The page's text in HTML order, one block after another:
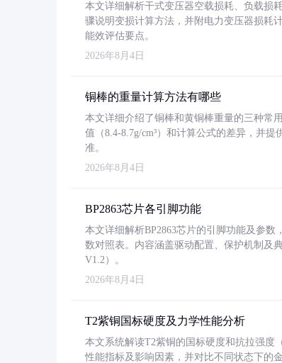
本文详细解析干式变压器空载损耗、负载损
骤说明变损计算方法，并附电力变压器损耗
能效评估要点。
2026年8月4日
铜棒的重量计算方法有哪些
本文详细介绍了铜棒和黄铜棒重量的三种常
值（8.4-8.7g/cm³）和计算公式的差异，并
准。
2026年8月4日
BP2863芯片各引脚功能
本文详细解析BP2863芯片的引脚功能及参
数对照表。内容涵盖驱动配置、保护机制及
V1.2）。
2026年8月4日
T2紫铜国标硬度及力学性能分析
本文系统解读T2紫铜的国标硬度和抗拉强度
性能指标及影响因素，并对比不同状态下的